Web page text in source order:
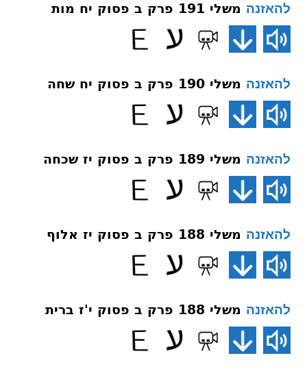
להאזנה משלי 191 פרק ב פסוק יח מות
להאזנה משלי 190 פרק ב פסוק יח שחה
להאזנה משלי 189 פרק ב פסוק יז שכחה
להאזנה משלי 188 פרק ב פסוק יז אלוף
להאזנה משלי 188 פרק ב פסוק י'ז ברית